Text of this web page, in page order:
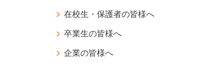
在校生・保護者の皆様へ
卒業生の皆様へ
企業の皆様へ